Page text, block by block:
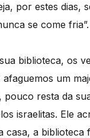
por estes dias,
se come fria”.
biblioteca, os
afaguemos um
pouco resta da
israelitas. Ele
casa, a biblioteca